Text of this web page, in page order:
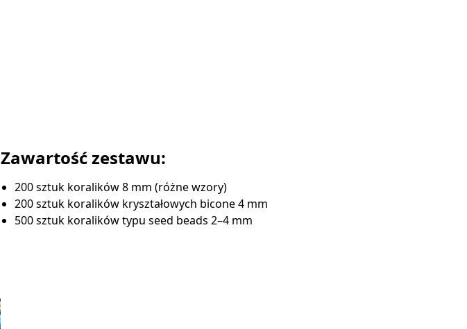
Zawartość zestawu:
200 sztuk koralików 8 mm (różne wzory)
200 sztuk koralików kryształowych bicone 4 mm
500 sztuk koralików typu seed beads 2–4 mm